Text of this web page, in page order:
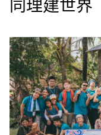
同理建世界